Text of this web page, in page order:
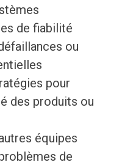
de fiabilité
ou
pour
des produits ou
équipes
de